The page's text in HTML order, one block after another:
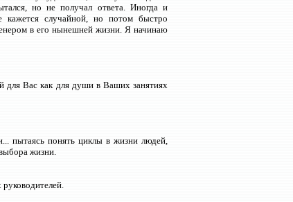
но не получал ответа. Иногда и
кажется случайной, но потом быстро
в его нынешней жизни. Я начинаю
для Вас как для души в Ваших занятиях
пытаясь понять циклы в жизни людей,
жизни.